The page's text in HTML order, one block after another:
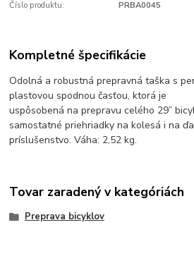
Číslo produktu: PRBA0045
Kompletné špecifikácie
Odolná a robustná prepravná taška s
plastovou spodnou časťou, ktorá je
uspôsobená na prepravu celého 29”
samostatné priehriadky na kolesá i na
príslušenstvo. Váha: 2,52 kg.
Tovar zaradený v kategóriách
Preprava bicyklov